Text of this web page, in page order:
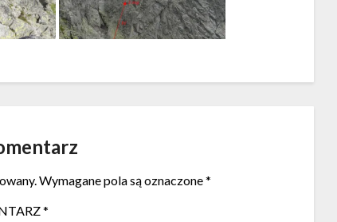
Wymagane pola są oznaczone*
*